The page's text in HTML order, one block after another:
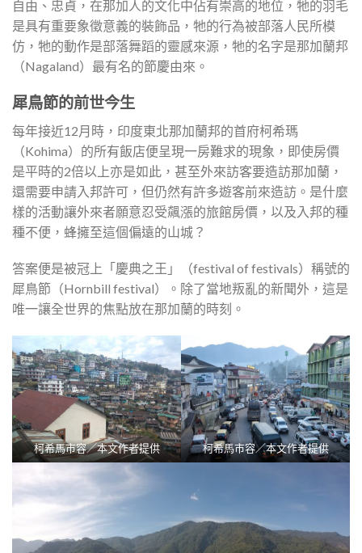
自由、忠貞，在那加人的文化中佔有崇高的地位，牠的羽毛
是具有重要象徵意義的裝飾品，牠的行為被部落人民所模
仿，牠的動作是部落舞蹈的靈感來源，牠的名字是那加蘭邦
（Nagaland）最有名的節慶由來。
犀鳥節的前世今生
每年接近12月時，印度東北那加蘭邦的首府柯希瑪
（Kohima）的所有飯店便呈現一房難求的現象，即使房價
是平時的2倍以上亦是如此，甚至外來訪客要造訪那加蘭，
還需要申請入邦許可，但仍然有許多遊客前來造訪。是什麼
樣的活動讓外來者願意忍受飆漲的旅館房價，以及入邦的種
種不便，蜂擁至這個偏遠的山城？
答案便是被冠上「慶典之王」（festival of festivals）稱號的
犀鳥節（Hornbill festival）。除了當地叛亂的新聞外，這是
唯一讓全世界的焦點放在那加蘭的時刻。
柯希馬市容／本文作者提供 柯希馬市容／本文作者提供